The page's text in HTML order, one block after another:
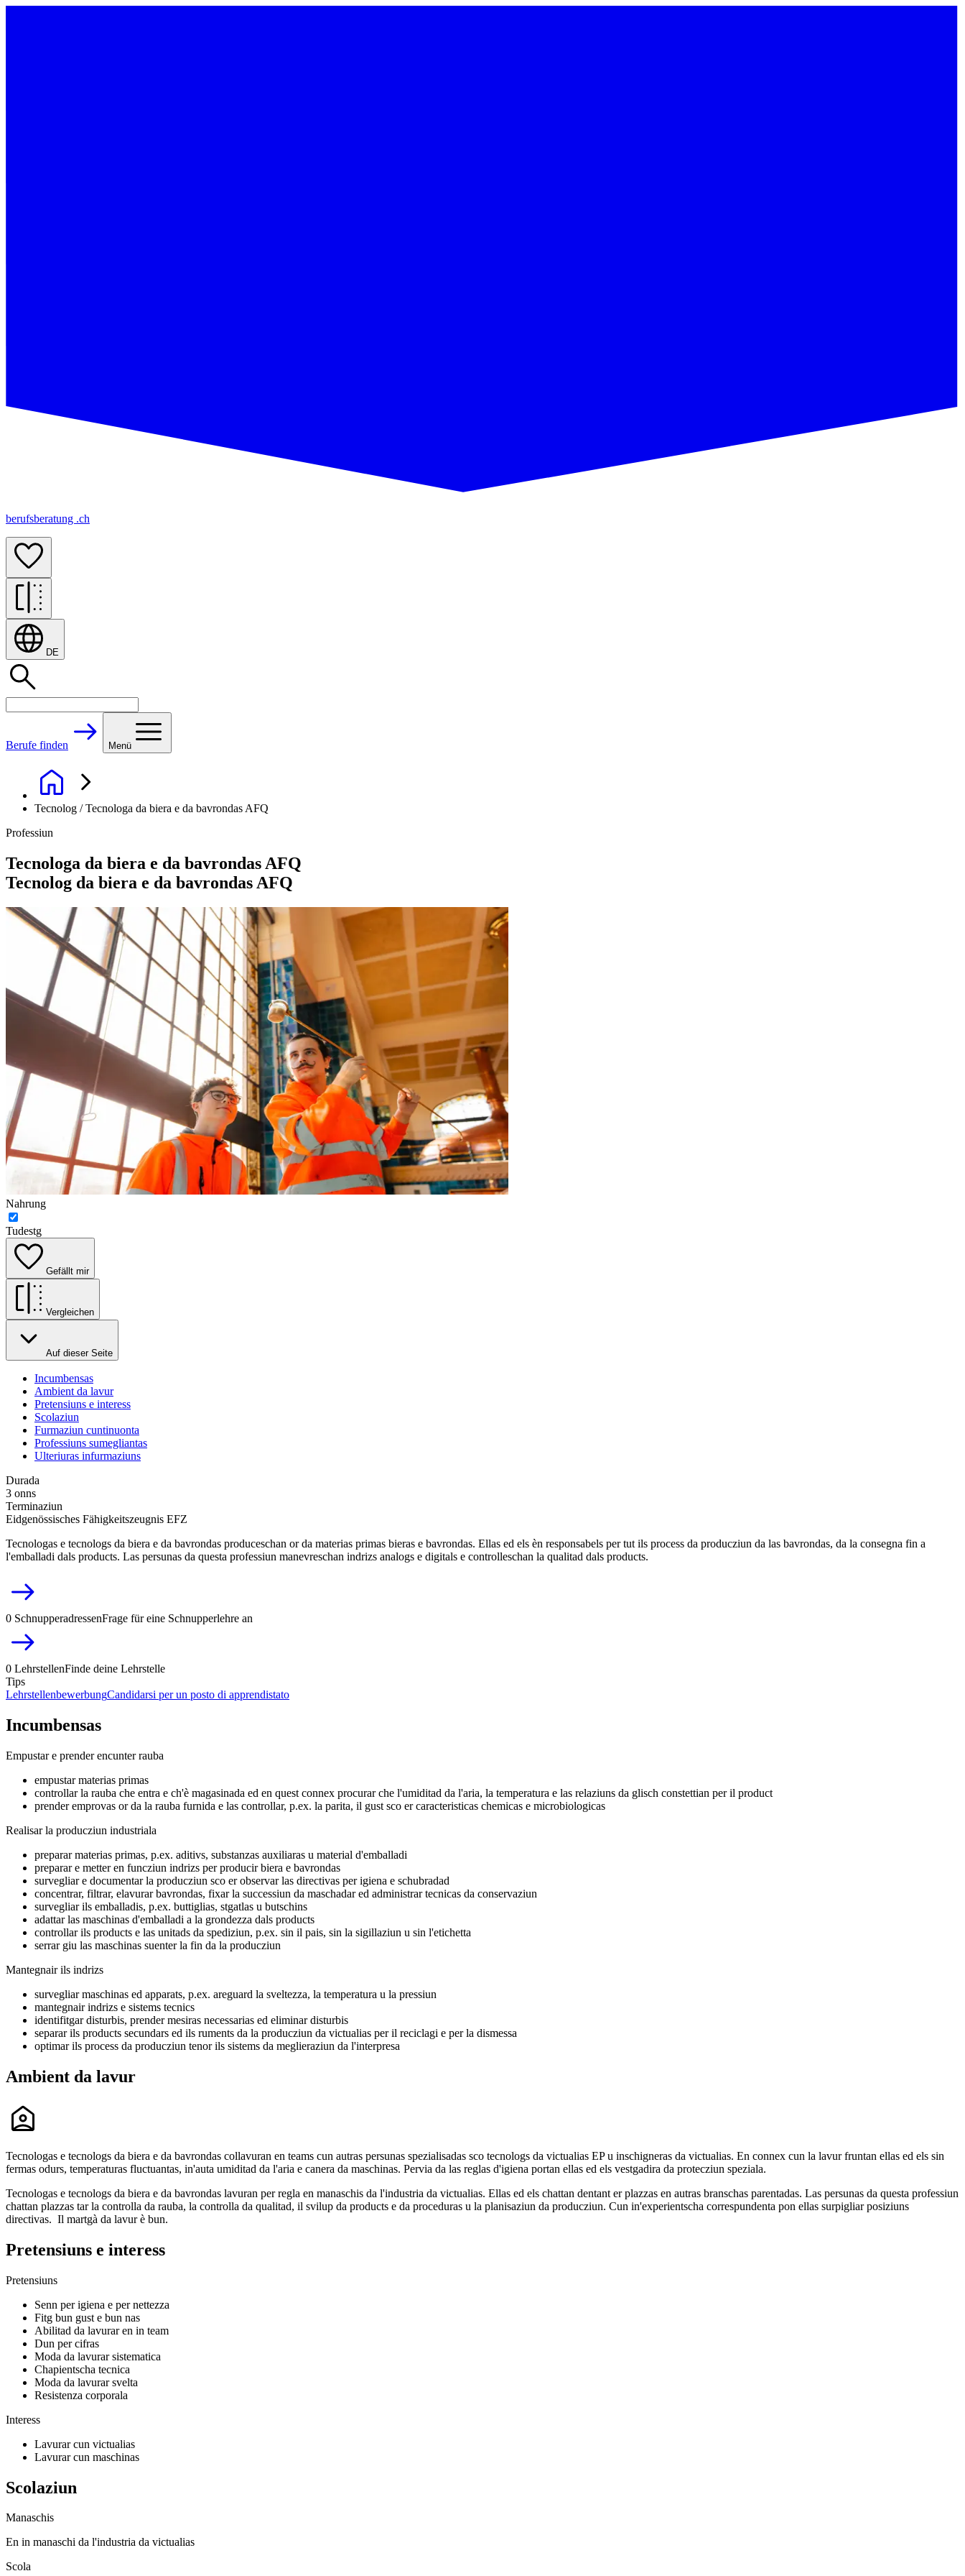
berufsberatung .ch
DE
Berufe finden Menü
Tecnolog / Tecnologa da biera e da bavrondas AFQ
Professiun
Tecnologa da biera e da bavrondas AFQ
Tecnolog da biera e da bavrondas AFQ
Nahrung
Tudestg
Gefällt mir
Vergleichen
Auf dieser Seite
Incumbensas
Ambient da lavur
Pretensiuns e interess
Scolaziun
Furmaziun cuntinuonta
Professiuns sumegliantas
Ulteriuras infurmaziuns
Durada
3 onns
Terminaziun
Eidgenössisches Fähigkeitszeugnis EFZ
Tecnologas e tecnologs da biera e da bavrondas produceschan or da materias primas bieras e bavrondas. Ellas ed els èn responsabels per tut ils process da producziun da las bavrondas, da la consegna fin a
l'emballadi dals products. Las persunas da questa professiun manevreschan indrizs analogs e digitals e controlleschan la qualitad dals products.
0 SchnupperadressenFrage für eine Schnupperlehre an
0 LehrstellenFinde deine Lehrstelle
Tips
LehrstellenbewerbungCandidarsi per un posto di apprendistato
Incumbensas
Empustar e prender encunter rauba
empustar materias primas
controllar la rauba che entra e ch'è magasinada ed en quest connex procurar che l'umiditad da l'aria, la temperatura e las relaziuns da glisch constettian per il product
prender emprovas or da la rauba furnida e las controllar, p.ex. la parita, il gust sco er caracteristicas chemicas e microbiologicas
Realisar la producziun industriala
preparar materias primas, p.ex. aditivs, substanzas auxiliaras u material d'emballadi
preparar e metter en funcziun indrizs per producir biera e bavrondas
survegliar e documentar la producziun sco er observar las directivas per igiena e schubradad
concentrar, filtrar, elavurar bavrondas, fixar la successiun da maschadar ed administrar tecnicas da conservaziun
survegliar ils emballadis, p.ex. buttiglias, stgatlas u butschins
adattar las maschinas d'emballadi a la grondezza dals products
controllar ils products e las unitads da spediziun, p.ex. sin il pais, sin la sigillaziun u sin l'etichetta
serrar giu las maschinas suenter la fin da la producziun
Mantegnair ils indrizs
survegliar maschinas ed apparats, p.ex. areguard la sveltezza, la temperatura u la pressiun
mantegnair indrizs e sistems tecnics
identifitgar disturbis, prender mesiras necessarias ed eliminar disturbis
separar ils products secundars ed ils ruments da la producziun da victualias per il reciclagi e per la dismessa
optimar ils process da producziun tenor ils sistems da meglieraziun da l'interpresa
Ambient da lavur
Tecnologas e tecnologs da biera e da bavrondas collavuran en teams cun autras persunas spezialisadas sco tecnologs da victualias EP u inschigneras da victualias. En connex cun la lavur fruntan ellas ed els sin
fermas odurs, temperaturas fluctuantas, in'auta umiditad da l'aria e canera da maschinas. Pervia da las reglas d'igiena portan ellas ed els vestgadira da protecziun speziala.
Tecnologas e tecnologs da biera e da bavrondas lavuran per regla en manaschis da l'industria da victualias. Ellas ed els chattan dentant er plazzas en autras branschas parentadas. Las persunas da questa professiun
chattan plazzas tar la controlla da rauba, la controlla da qualitad, il svilup da products e da proceduras u la planisaziun da producziun. Cun in'experientscha correspundenta pon ellas surpigliar posiziuns
directivas. Il martgà da lavur è bun.
Pretensiuns e interess
Pretensiuns
Senn per igiena e per nettezza
Fitg bun gust e bun nas
Abilitad da lavurar en in team
Dun per cifras
Moda da lavurar sistematica
Chapientscha tecnica
Moda da lavurar svelta
Resistenza corporala
Interess
Lavurar cun victualias
Lavurar cun maschinas
Scolaziun
Manaschis
En in manaschi da l'industria da victualias
Scola